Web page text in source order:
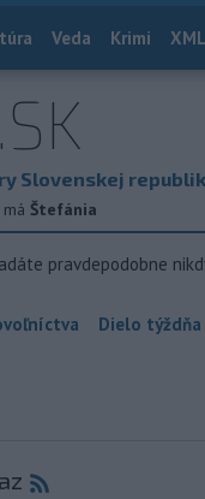
Veda Krimi
.SK
Slovenskej
Štefánia
pravdepodobne
Dielo týždňa